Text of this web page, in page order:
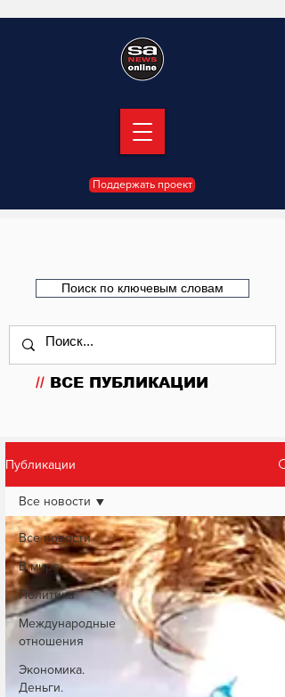
Поддержать проект
Поиск по ключевым словам
// ВСЕ ПУБЛИКАЦИИ
Публикации
Все новости
В мире
Политика
Международные
отношения
Экономика.
Деньги.
Все новости